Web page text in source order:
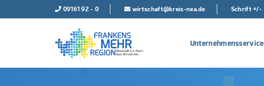
09161 92 - 0 wirtschaft@kreis-nea.de Schrift +/-
Unternehmensservice